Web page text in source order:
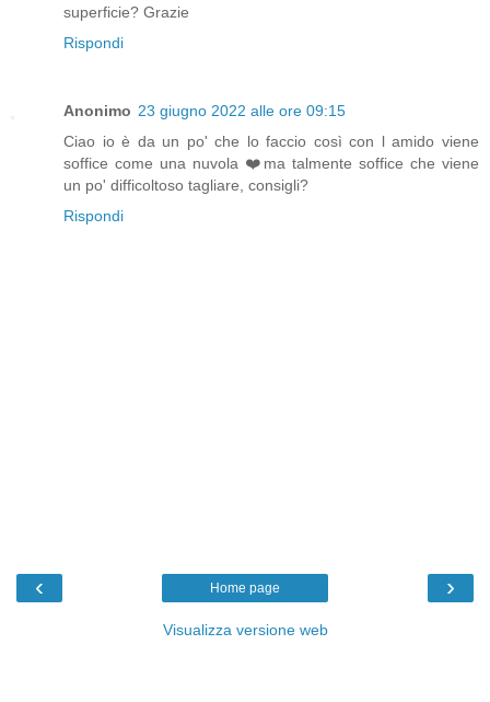
superficie? Grazie
Rispondi
Anonimo 23 giugno 2022 alle ore 09:15
Ciao io è da un po' che lo faccio così con l amido viene
soffice come una nuvola ❤️ma talmente soffice che viene
un po' difficoltoso tagliare, consigli?
Rispondi
‹ ›
Home page
Visualizza versione web